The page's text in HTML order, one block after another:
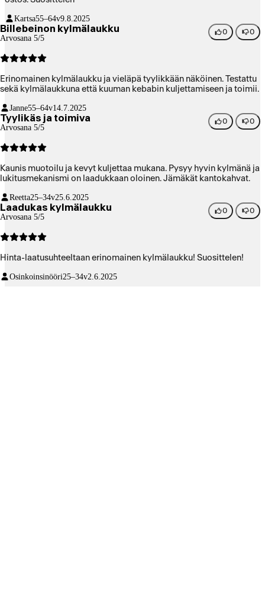
Kartsa55–64v9.8.2025
Billebeinon kylmälaukku
Arvosana 5/5
0 0
Erinomainen kylmälaukku ja vieläpä tyylikkään näköinen. Testattu
sekä kylmälaukkuna että kuuman kebabin kuljettamiseen ja toimii.
Janne55–64v14.7.2025
Tyylikäs ja toimiva
Arvosana 5/5
0 0
Kaunis muotoilu ja kevyt kuljettaa mukana. Pysyy hyvin kylmänä ja
lukitusmekanismi on laadukkaan oloinen. Jämäkät kantokahvat.
Reetta25–34v25.6.2025
Laadukas kylmälaukku
Arvosana 5/5
0 0
Hinta-laatusuhteeltaan erinomainen kylmälaukku! Suosittelen!
Osinkoinsinööri25–34v2.6.2025